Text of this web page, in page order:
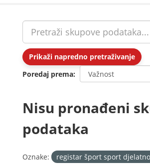
Prikaži napredno pretraživanje
Poredaj prema
Nisu pronađeni
podataka
Oznake: registar šport sport